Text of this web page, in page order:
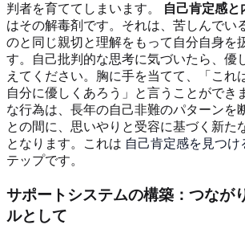
判者を育ててしまいます。
自己肯定感と
はその解毒剤です。それは、苦しんでい
のと同じ親切と理解をもって自分自身を
す。自己批判的な思考に気づいたら、優
えてください。胸に手を当てて、「これ
自分に優しくあろう」と言うことができ
な行為は、長年の自己非難のパターンを
との間に、思いやりと受容に基づく新た
となります。これは 自己肯定感を見つけ
テップです。
サポートシステムの構築：つなが
ルとして